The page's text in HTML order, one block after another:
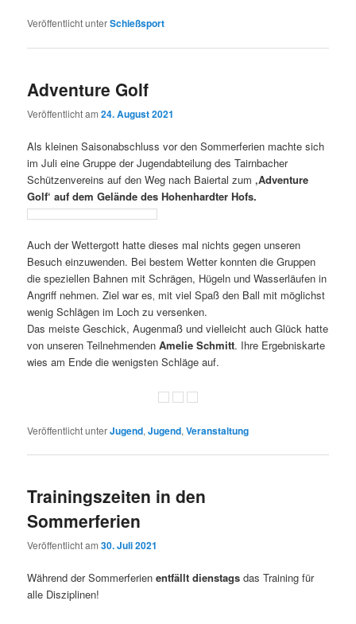
Veröffentlicht unterSchießsport
Adventure Golf
Veröffentlicht am24. August 2021
Als kleinen Saisonabschluss vor den Sommerferien machte sich
im Juli eine Gruppe der Jugendabteilung des Tairnbacher
Schützenvereins auf den Weg nach Baiertal zum‚Adventure
Golf‘ auf dem Gelände des Hohenhardter Hofs.
Auch der Wettergott hatte dieses mal nichts gegen unseren
Besuch einzuwenden. Bei bestem Wetter konnten die Gruppen
die speziellen Bahnen mit Schrägen, Hügeln und Wasserläufen in
Angriff nehmen. Ziel war es‚ mit viel Spaß den Ball mit möglichst
wenig Schlägen im Loch zu versenken.
Das meiste Geschick, Augenmaß und vielleicht auch Glück hatte
von unseren TeilnehmendenAmelie Schmitt. Ihre Ergebniskarte
wies am Ende die wenigsten Schläge auf.
Veröffentlicht unterJugend,Jugend,Veranstaltung
Trainingszeiten in den
Sommerferien
Veröffentlicht am30. Juli 2021
Während der Sommerferienentfällt dienstags das Training für
alle Disziplinen!